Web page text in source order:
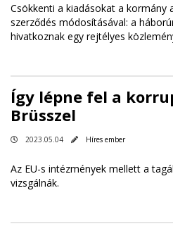
Csökkenti a kiadásokat a kormány
szerződés módosításával: a
hivatkoznak egy rejtélyes
Így lépne fel a
Brüsszel
2023.05.04 Híres ember
Az EU-s intézmények mellett a
vizsgálnák.